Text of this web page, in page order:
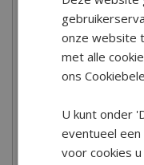
Heb je meer vragen
hierde
uit? Dan kun je altijd
*Is alleen geldig op
tuinbanken,
beschermhoezen en
onze website
met alle
ons
U kunt onder
eventueel
voor cookies